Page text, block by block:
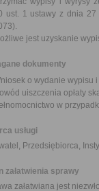
ust. 1 ustawy z dnia 27
jest uzyskanie
dokumenty
o wydanie wypisu
uiszczenia opłaty
w
usługi
Przedsiębiorca,
załatwienia sprawy
załatwiana jest